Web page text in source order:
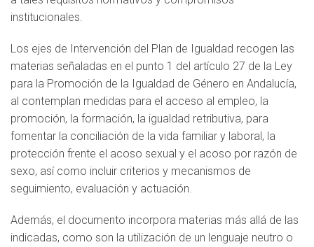
institucionales.
Los ejes de Intervención del Plan de Igualdad recogen las
materias señaladas en el punto 1 del artículo 27 de la Ley
para la Promoción de la Igualdad de Género en Andalucía,
al contemplan medidas para el acceso al empleo, la
promoción, la formación, la igualdad retributiva, para
fomentar la conciliación de la vida familiar y laboral, la
protección frente el acoso sexual y el acoso por razón de
sexo, así como incluir criterios y mecanismos de
seguimiento, evaluación y actuación.
Además, el documento incorpora materias más allá de las
indicadas, como son la utilización de un lenguaje neutro o